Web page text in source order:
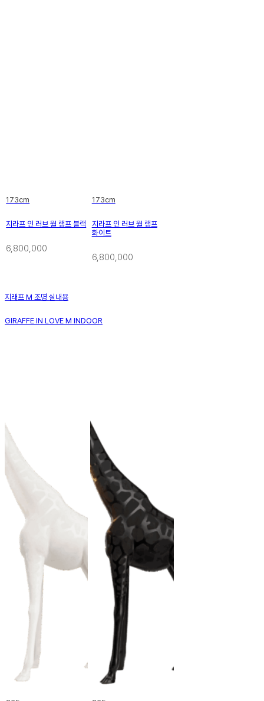
173cm
지라프 인 러브 월 램프 블랙
6,800,000
173cm
지라프 인 러브 월 램프
화이트
6,800,000
지래프 M 조명 실내용
GIRAFFE IN LOVE M INDOOR